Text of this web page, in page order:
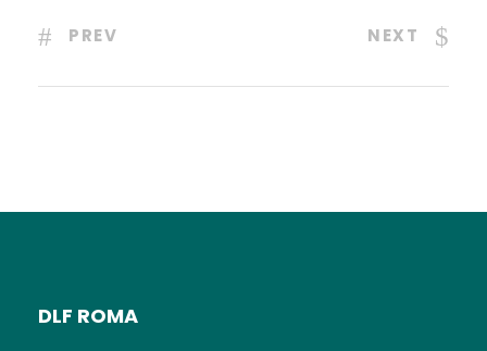
PREV NEXT
DLF ROMA